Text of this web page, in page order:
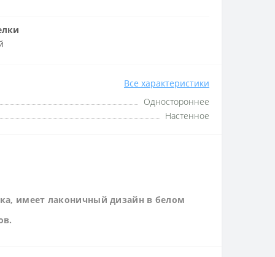
Все характеристики
Одностороннее
Настенное
имеет лаконичный дизайн в белом